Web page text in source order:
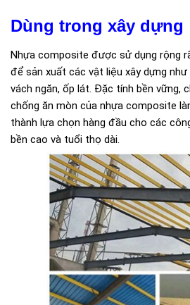
Dùng trong xây dựng
Nhựa composite được sử dụng rộng
để sản xuất các vật liệu xây dựng như
vách ngăn, ốp lát. Đặc tính bền vững,
chống ăn mòn của nhựa composite
thành lựa chọn hàng đầu cho các
bền cao và tuổi thọ dài.